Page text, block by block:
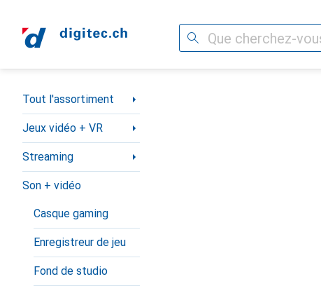
Recherche
Navigation par catégorie
Tout l'assortiment
Jeux vidéo + VR
Streaming
Son + vidéo
Casque gaming
Enregistreur de jeu
Fond de studio